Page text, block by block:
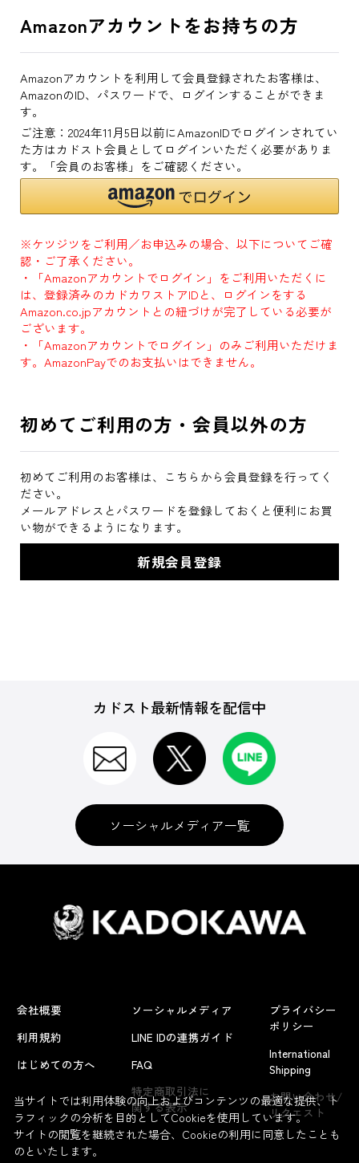
Amazonアカウントをお持ちの方
Amazonアカウントを利用して会員登録されたお客様は、
AmazonのID、パスワードで、ログインすることができま
す。
ご注意：2024年11月5日以前にAmazonIDでログインされてい
た方はカドスト会員としてログインいただく必要がありま
す。「会員のお客様」をご確認ください。
※ケツジツをご利用／お申込みの場合、以下についてご確
認・ご了承ください。
・「Amazonアカウントでログイン」をご利用いただくに
は、登録済みのカドカワストアIDと、ログインをする
Amazon.co.jpアカウントとの紐づけが完了している必要が
ございます。
・「Amazonアカウントでログイン」のみご利用いただけま
す。AmazonPayでのお支払いはできません。
初めてご利用の方・会員以外の方
初めてご利用のお客様は、こちらから会員登録を行ってく
ださい。
メールアドレスとパスワードを登録しておくと便利にお買
い物ができるようになります。
カドスト最新情報を配信中
ソーシャルメディア一覧
会社概要
利用規約
はじめての方へ
ソーシャルメディア
LINE IDの連携ガイド
FAQ
特定商取引法に
関する表示
プライバシー
ポリシー
International
Shipping
お問い合わせ/
リクエスト
当サイトでは利用体験の向上およびコンテンツの最適な提供、ト
ラフィックの分析を目的としてCookieを使用しています。
サイトの閲覧を継続された場合、Cookieの利用に同意したことも
のといたします。